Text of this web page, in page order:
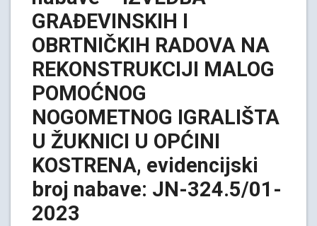
GRAĐEVINSKIH I
OBRTNIČKIH RADOVA NA
REKONSTRUKCIJI MALOG
POMOĆNOG
NOGOMETNOG IGRALIŠTA
U ŽUKNICI U OPĆINI
KOSTRENA, evidencijski
broj nabave: JN-324.5/01-
2023